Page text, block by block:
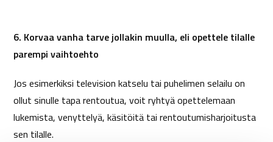
6. Korvaa vanha tarve jollakin muulla, eli opettele tilalle
parempi vaihtoehto
Jos esimerkiksi television katselu tai puhelimen selailu on
ollut sinulle tapa rentoutua, voit ryhtyä opettelemaan
lukemista, venyttelyä, käsitöitä tai rentoutumisharjoitusta
sen tilalle.